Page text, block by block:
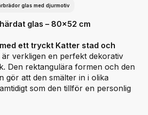
glas med djurmotiv
glas – 80x52 cm
ett tryckt Katter stad och
är verkligen en perfekt dekorativ
Den rektangulära formen och den
gör att den smälter in i olika
som den tillför en personlig